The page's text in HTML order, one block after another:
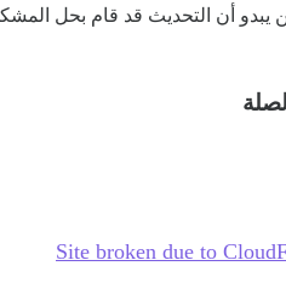
أن التحديث قد قام بحل
Site broken due to